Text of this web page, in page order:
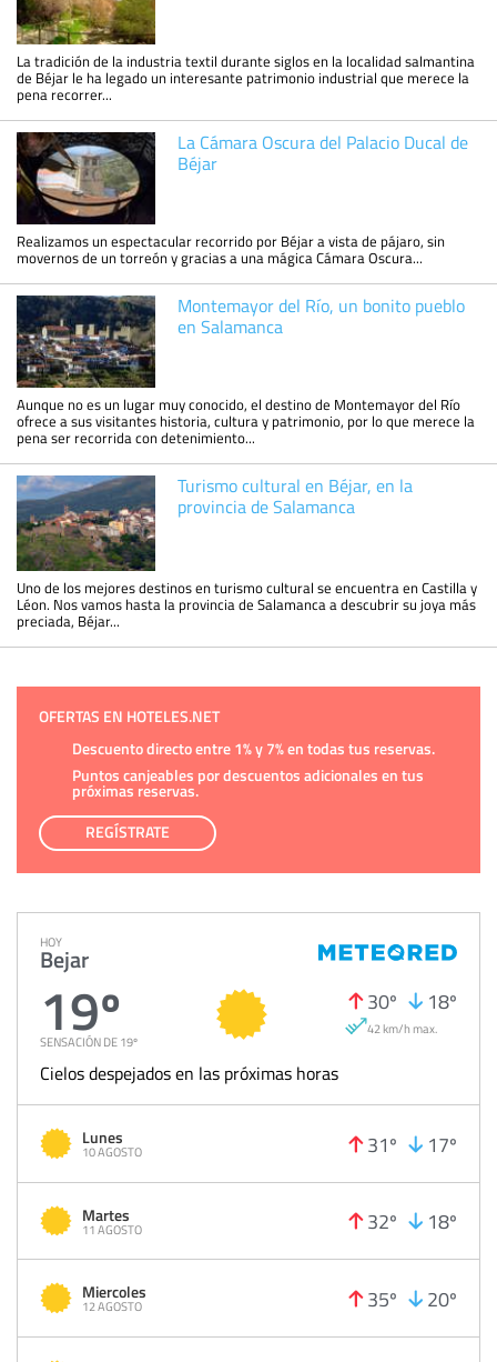
La tradición de la industria textil durante siglos en la localidad salmantina
de Béjar le ha legado un interesante patrimonio industrial que merece la
pena recorrer...
La Cámara Oscura del Palacio Ducal de
Béjar
Realizamos un espectacular recorrido por Béjar a vista de pájaro, sin
movernos de un torreón y gracias a una mágica Cámara Oscura...
Montemayor del Río, un bonito pueblo
en Salamanca
Aunque no es un lugar muy conocido, el destino de Montemayor del Río
ofrece a sus visitantes historia, cultura y patrimonio, por lo que merece la
pena ser recorrida con detenimiento...
Turismo cultural en Béjar, en la
provincia de Salamanca
Uno de los mejores destinos en turismo cultural se encuentra en Castilla y
Léon. Nos vamos hasta la provincia de Salamanca a descubrir su joya más
preciada, Béjar...
OFERTAS EN HOTELES.NET
Descuento directo entre 1% y 7% en todas tus reservas.
Puntos canjeables por descuentos adicionales en tus
próximas reservas.
REGÍSTRATE
HOY
Bejar
19º
SENSACIÓN DE 19º
30º 18º
42 km/h max.
Cielos despejados en las próximas horas
Lunes
10 AGOSTO 31º 17º
Martes
11 AGOSTO 32º 18º
Miercoles
12 AGOSTO 35º 20º